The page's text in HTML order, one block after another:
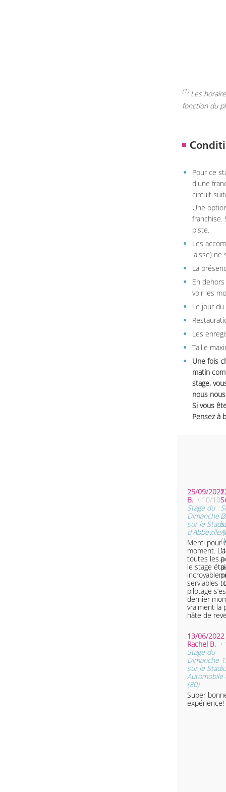
(1)Les
fonction du
Pour ce
d'une
circuit
Une
franchise.
piste.
Les
laisse) ne
La
En
voir les
Le jour
Les
Taille
Une fois
matin
stage,
nous
Si vous
Pensez à
25/09/2022
B. • 10/10
Stage du
Dimanche
sur le
d'Abbeville
Merci pour
moment.
toutes les
le stage
serviables !
pilotage
dernier
vraiment la
hâte de
13/06/
Rachel B. •
Stage du
Dimanche
sur le
Automobile
(80)
Super
expérience!
a